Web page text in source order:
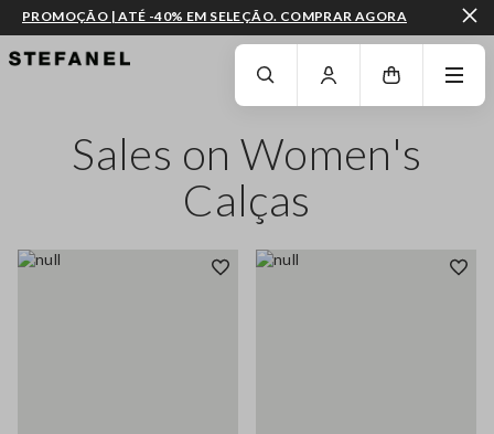
IR PARA O CONTEÚDO PRINCIPAL DESÇA ATÉ AO FIM DA PÁGINA
PROMOÇÃO | ATÉ -40% EM SELEÇÃO. COMPRAR AGORA
Sales on Women's
Calças